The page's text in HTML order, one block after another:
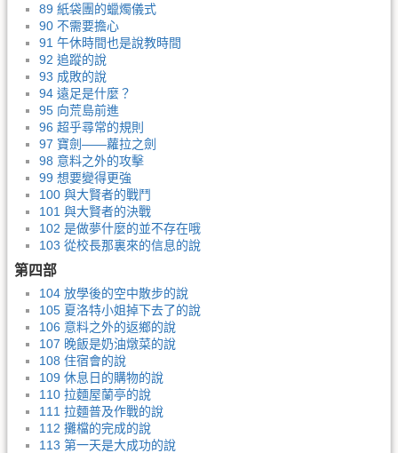
89 紙袋團的蠟燭儀式
90 不需要擔心
91 午休時間也是說教時間
92 追蹤的說
93 成敗的說
94 遠足是什麼？
95 向荒島前進
96 超乎尋常的規則
97 寶劍——蘿拉之劍
98 意料之外的攻擊
99 想要變得更強
100 與大賢者的戰鬥
101 與大賢者的決戰
102 是做夢什麼的並不存在哦
103 從校長那裏來的信息的說
第四部
104 放學後的空中散步的說
105 夏洛特小姐掉下去了的說
106 意料之外的返鄉的說
107 晚飯是奶油燉菜的說
108 住宿會的說
109 休息日的購物的說
110 拉麵屋蘭亭的說
111 拉麵普及作戰的說
112 攤檔的完成的說
113 第一天是大成功的說